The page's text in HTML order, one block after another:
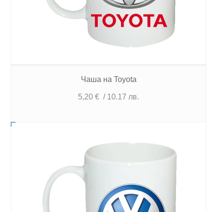
Чаша на Toyota
5,20 € / 10.17 лв.